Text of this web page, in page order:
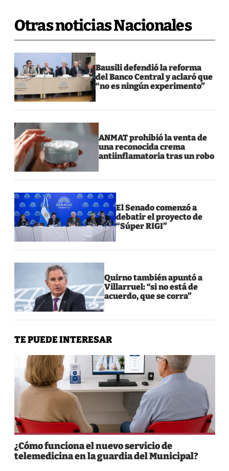
Otras noticias Nacionales
Bausili defendió la reforma
del Banco Central y aclaró que
“no es ningún experimento”
ANMAT prohibió la venta de
una reconocida crema
antiinflamatoria tras un robo
El Senado comenzó a
debatir el proyecto de
“Súper RIGI”
Quirno también apuntó a
Villarruel: “si no está de
acuerdo, que se corra”
TE PUEDE INTERESAR
¿Cómo funciona el nuevo servicio de
telemedicina en la guardia del Municipal?